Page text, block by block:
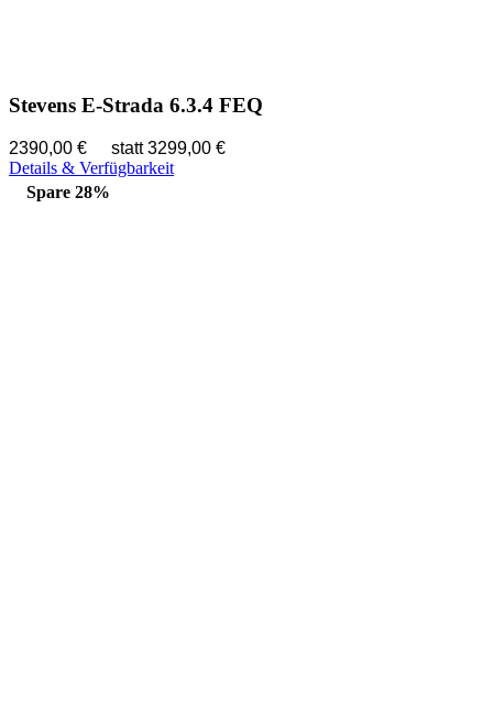
Stevens E-Strada 6.3.4 FEQ
2390,00 €
statt 3299,00 €
Details & Verfügbarkeit
Spare 28%